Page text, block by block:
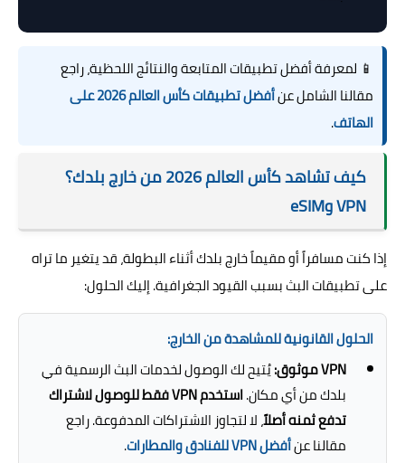
📱 لمعرفة أفضل تطبيقات المتابعة والنتائج اللحظية، راجع
مقالنا الشامل عن
أفضل تطبيقات كأس العالم 2026 على
الهاتف.
كيف تشاهد كأس العالم 2026 من خارج بلدك؟
VPN وeSIM
إذا كنت مسافراً أو مقيماً خارج بلدك أثناء البطولة، قد يتغير ما تراه
على تطبيقات البث بسبب القيود الجغرافية. إليك الحلول:
الحلول القانونية للمشاهدة من الخارج:
VPN موثوق:
يُتيح لك الوصول لخدمات البث الرسمية في
بلدك من أي مكان.
استخدم VPN فقط للوصول لاشتراك
تدفع ثمنه أصلاً، لا لتجاوز الاشتراكات المدفوعة. راجع
مقالنا عنأفضل VPN للفنادق والمطارات
.